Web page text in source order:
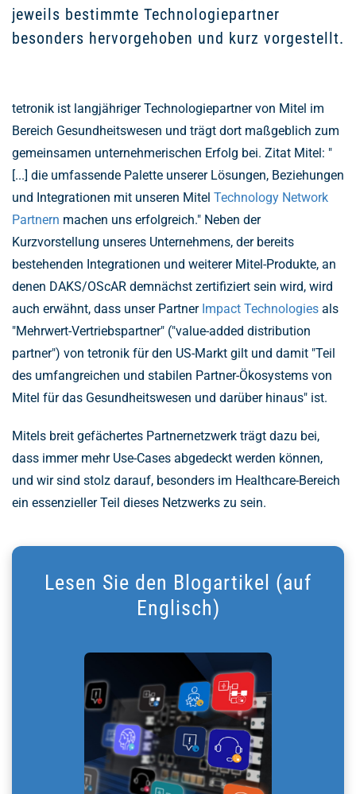
jeweils bestimmte Technologiepartner
besonders hervorgehoben und kurz vorgestellt.
tetronik ist langjähriger Technologiepartner von Mitel im
Bereich Gesundheitswesen und trägt dort maßgeblich zum
gemeinsamen unternehmerischen Erfolg bei. Zitat Mitel: "
[...] die umfassende Palette unserer Lösungen, Beziehungen
und Integrationen mit unseren Mitel Technology Network
Partnern machen uns erfolgreich." Neben der
Kurzvorstellung unseres Unternehmens, der bereits
bestehenden Integrationen und weiterer Mitel-Produkte, an
denen DAKS/OScAR demnächst zertifiziert sein wird, wird
auch erwähnt, dass unser Partner Impact Technologies als
"Mehrwert-Vertriebspartner" ("value-added distribution
partner") von tetronik für den US-Markt gilt und damit "Teil
des umfangreichen und stabilen Partner-Ökosystems von
Mitel für das Gesundheitswesen und darüber hinaus" ist.
Mitels breit gefächertes Partnernetzwerk trägt dazu bei,
dass immer mehr Use-Cases abgedeckt werden können,
und wir sind stolz darauf, besonders im Healthcare-Bereich
ein essenzieller Teil dieses Netzwerks zu sein.
Lesen Sie den Blogartikel (auf
Englisch)